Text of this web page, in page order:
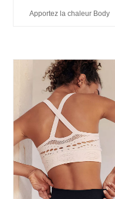
Apportez la chaleur Body